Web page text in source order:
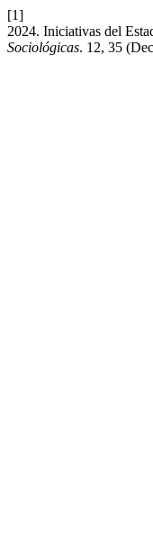
[1]
2024. Iniciativas del
Sociológicas. 12, 35